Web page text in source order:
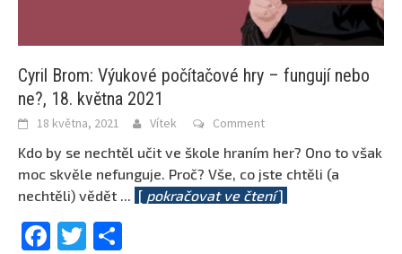
Cyril Brom: Výukové počítačové hry – fungují nebo
ne?, 18. května 2021
18 května, 2021 Vítek Comment
Kdo by se nechtěl učit ve škole hraním her? Ono to však
moc skvěle nefunguje. Proč? Vše, co jste chtěli (a
nechtěli) vědět ... [ pokračovat ve čtení]
Facebook
Twitter